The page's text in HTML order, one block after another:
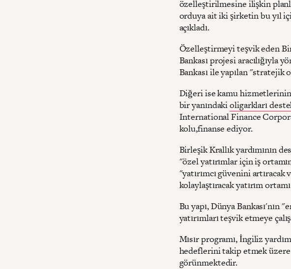
özelleştirilmesine ilişkin
orduya ait iki şirketin bu yıl
açıkladı.
Özelleştirmeyi teşvik eden
Bankası projesi aracılığıyla
Bankası ile yapılan "stratejik
Diğeri ise kamu hizmetlerinin
bir yanındakioligarkları
International Finance
kolu,finanse ediyor.
Birleşik Krallık yardımının
"özel yatırımlar için iş
"yatırımcı güvenini artıracak
kolaylaştıracak yatırım
Bu yapı, Dünya Bankası'nın
yatırımları teşvik etmeye
Mısır programı, İngiliz
hedeflerini takip etmek üzere
görünmektedir.